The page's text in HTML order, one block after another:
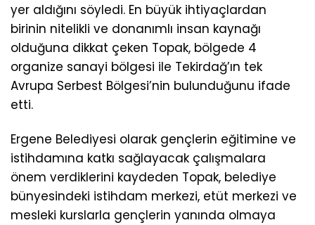
yer aldığını söyledi. En büyük ihtiyaçlardan
birinin nitelikli ve donanımlı insan kaynağı
olduğuna dikkat çeken Topak, bölgede 4
organize sanayi bölgesi ile Tekirdağ’ın tek
Avrupa Serbest Bölgesi’nin bulunduğunu ifade
etti.
Ergene Belediyesi olarak gençlerin eğitimine ve
istihdamına katkı sağlayacak çalışmalara
önem verdiklerini kaydeden Topak, belediye
bünyesindeki istihdam merkezi, etüt merkezi ve
mesleki kurslarla gençlerin yanında olmaya